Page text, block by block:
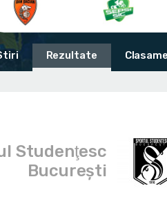
Rezultate
Studenţesc
Bucureşti